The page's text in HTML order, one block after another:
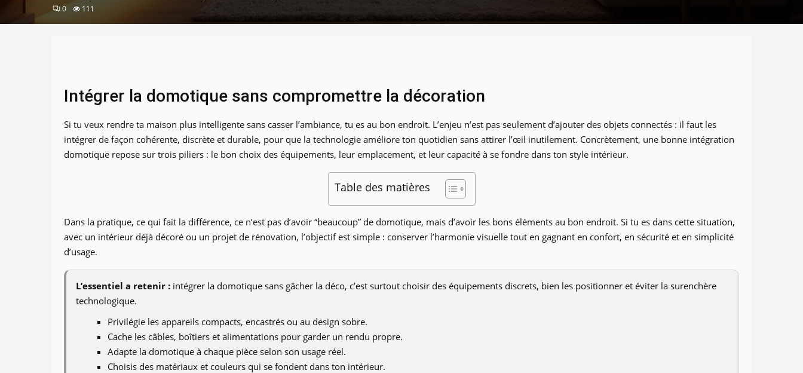
0 111
Intégrer la domotique sans compromettre la décoration
Si tu veux rendre ta maison plus intelligente sans casser l’ambiance, tu es au bon endroit. L’enjeu n’est pas seulement d’ajouter des objets connectés : il faut les
intégrer de façon cohérente, discrète et durable, pour que la technologie améliore ton quotidien sans attirer l’œil inutilement. Concrètement, une bonne intégration
domotique repose sur trois piliers : le bon choix des équipements, leur emplacement, et leur capacité à se fondre dans ton style intérieur.
Table des matières
Dans la pratique, ce qui fait la différence, ce n’est pas d’avoir “beaucoup” de domotique, mais d’avoir les bons éléments au bon endroit. Si tu es dans cette situation,
avec un intérieur déjà décoré ou un projet de rénovation, l’objectif est simple : conserver l’harmonie visuelle tout en gagnant en confort, en sécurité et en simplicité
d’usage.
L’essentiel a retenir : intégrer la domotique sans gâcher la déco, c’est surtout choisir des équipements discrets, bien les positionner et éviter la surenchère
technologique.
Privilégie les appareils compacts, encastrés ou au design sobre.
Cache les câbles, boîtiers et alimentations pour garder un rendu propre.
Adapte la domotique à chaque pièce selon son usage réel.
Choisis des matériaux et couleurs qui se fondent dans ton intérieur.